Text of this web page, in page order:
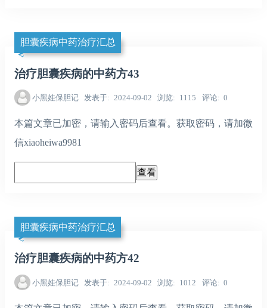
胆囊疾病中药治疗汇总
治疗胆囊疾病的中药方43
小黑娃保胆记 发表于 2024-09-02 浏览 1115 评论 0
本篇文章已加密，请输入密码后查看。获取密码，请加微
信xiaoheiwa9981
胆囊疾病中药治疗汇总
治疗胆囊疾病的中药方42
小黑娃保胆记 发表于 2024-09-02 浏览 1012 评论 0